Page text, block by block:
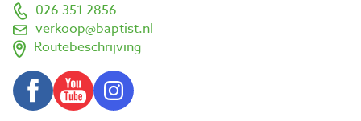
026 351 2856
verkoop@baptist.nl
Routebeschrijving